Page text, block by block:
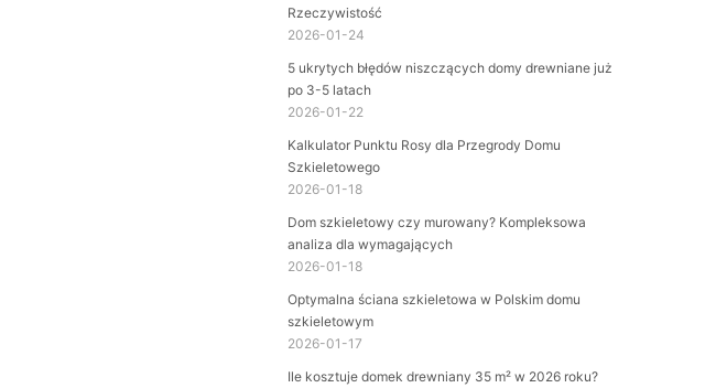
Rzeczywistość
2026-01-24
5 ukrytych błędów niszczących domy drewniane już
po 3-5 latach
2026-01-22
Kalkulator Punktu Rosy dla Przegrody Domu
Szkieletowego
2026-01-18
Dom szkieletowy czy murowany? Kompleksowa
analiza dla wymagających
2026-01-18
Optymalna ściana szkieletowa w Polskim domu
szkieletowym
2026-01-17
Ile kosztuje domek drewniany 35 m² w 2026 roku?